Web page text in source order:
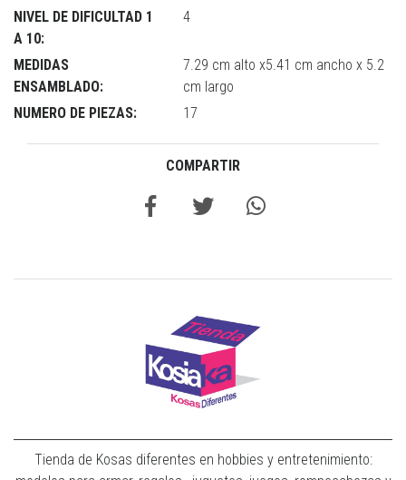
NIVEL DE DIFICULTAD 1
A 10:
4
MEDIDAS
ENSAMBLADO:
7.29 cm alto x5.41 cm ancho x 5.2
cm largo
NUMERO DE PIEZAS:
17
COMPARTIR
Tienda de Kosas diferentes en hobbies y entretenimiento: